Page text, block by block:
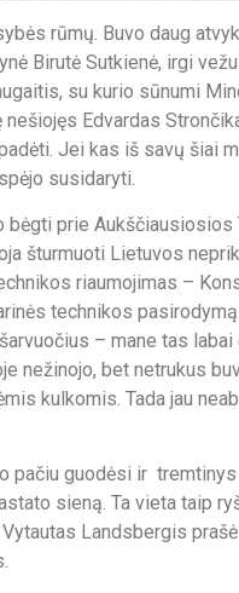
rūmų. Buvo daug
Birutė Sutkienė, irgi
su kurio sūnumi
Edvardas
Jei kas iš savų šiai
susidaryti.
bėgti prie Aukščiausiosios
šturmuoti Lietuvos
riaumojimas –
technikos
– mane tas labai
nežinojo, bet netrukus
kulkomis. Tada jau
pačiu guodėsi ir
sieną. Ta vieta taip
Landsbergis